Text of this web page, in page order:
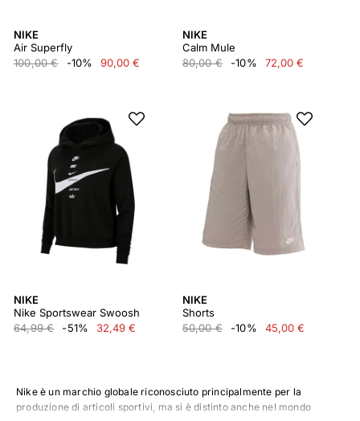
NIKE
Air Superfly
100,00 €
-10% 90,00 €
NIKE
Calm Mule
80,00 €
-10% 72,00 €
NIKE
Nike Sportswear Swoosh
64,99 €
-51% 32,49 €
NIKE
Shorts
50,00 €
-10% 45,00 €
Nike è un marchio globale riconosciuto principalmente per la
produzione di articoli sportivi, ma si è distinto anche nel mondo